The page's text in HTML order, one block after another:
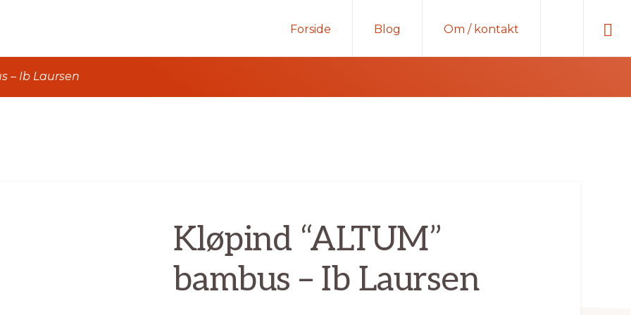
Forside Blog Om / kontakt
– Ib Laursen
Kløpind “ALTUM”
bambus – Ib Laursen